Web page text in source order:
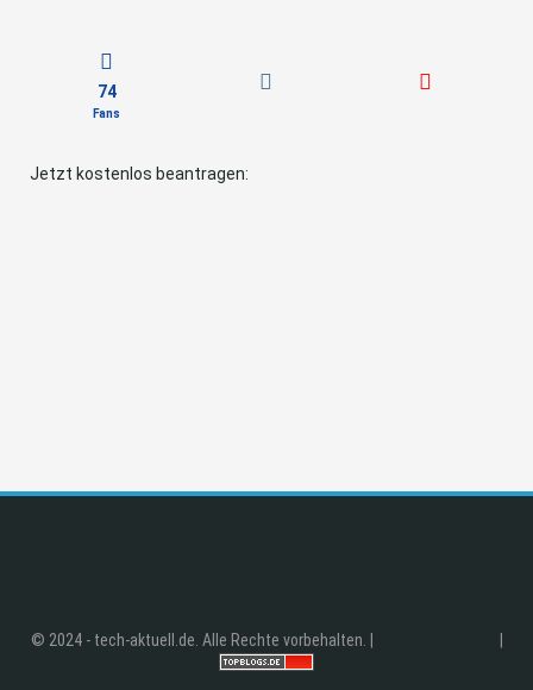
74
Fans
Jetzt kostenlos beantragen:
© 2024 - tech-aktuell.de. Alle Rechte vorbehalten. |